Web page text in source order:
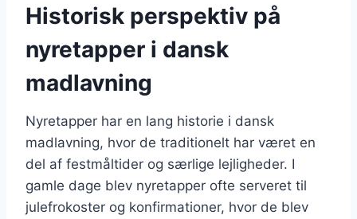
Historisk perspektiv på
nyretapper i dansk
madlavning
Nyretapper har en lang historie i dansk
madlavning, hvor de traditionelt har været en
del af festmåltider og særlige lejligheder. I
gamle dage blev nyretapper ofte serveret til
julefrokoster og konfirmationer, hvor de blev